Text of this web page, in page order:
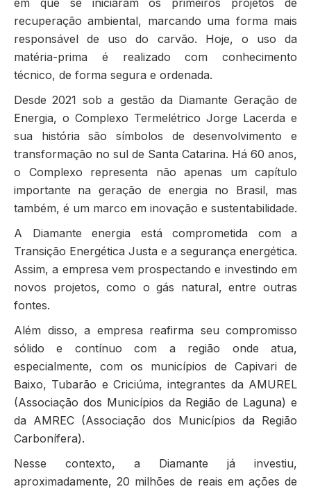
em que se iniciaram os primeiros projetos de
recuperação ambiental, marcando uma forma mais
responsável de uso do carvão. Hoje, o uso da
matéria-prima é realizado com conhecimento
técnico, de forma segura e ordenada.
Desde 2021 sob a gestão da Diamante Geração de
Energia, o Complexo Termelétrico Jorge Lacerda e
sua história são símbolos de desenvolvimento e
transformação no sul de Santa Catarina. Há 60 anos,
o Complexo representa não apenas um capítulo
importante na geração de energia no Brasil, mas
também, é um marco em inovação e sustentabilidade.
A Diamante energia está comprometida com a
Transição Energética Justa e a segurança energética.
Assim, a empresa vem prospectando e investindo em
novos projetos, como o gás natural, entre outras
fontes.
Além disso, a empresa reafirma seu compromisso
sólido e contínuo com a região onde atua,
especialmente, com os municípios de Capivari de
Baixo, Tubarão e Criciúma, integrantes da AMUREL
(Associação dos Municípios da Região de Laguna) e
da AMREC (Associação dos Municípios da Região
Carbonífera).
Nesse contexto, a Diamante já investiu,
aproximadamente, 20 milhões de reais em ações de